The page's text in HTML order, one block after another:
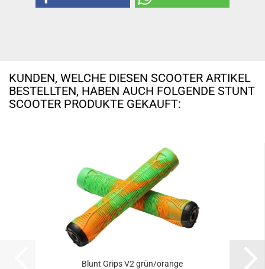
KUNDEN, WELCHE DIESEN SCOOTER ARTIKEL
BESTELLTEN, HABEN AUCH FOLGENDE STUNT
SCOOTER PRODUKTE GEKAUFT:
Blunt Grips V2 grün/orange